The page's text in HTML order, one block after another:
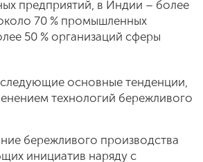
предприятий, в Индии – более
70 % промышленных
50 % организаций сферы
основные тенденции,
технологий бережливого
бережливого производства
инициатив наряду с